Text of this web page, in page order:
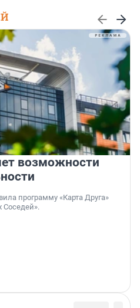
возможности
программу «Карта Друга»
Соседей».